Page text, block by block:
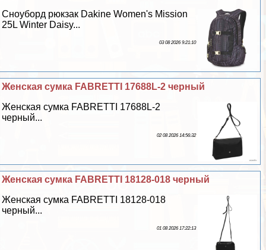
Сноуборд рюкзак Dakine Women's Mission
25L Winter Daisy...
03 08 2026 9:21:10
Женская сумка FABRETTI 17688L-2 черный
Женская сумка FABRETTI 17688L-2
черный...
02 08 2026 14:56:32
Женская сумка FABRETTI 18128-018 черный
Женская сумка FABRETTI 18128-018
черный...
01 08 2026 17:22:13